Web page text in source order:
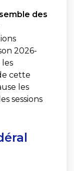
des
2026-
cette
les
sessions